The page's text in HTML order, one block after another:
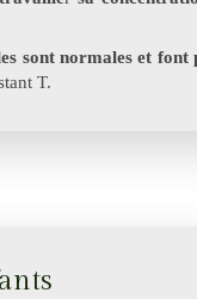
sont normales et font
T.